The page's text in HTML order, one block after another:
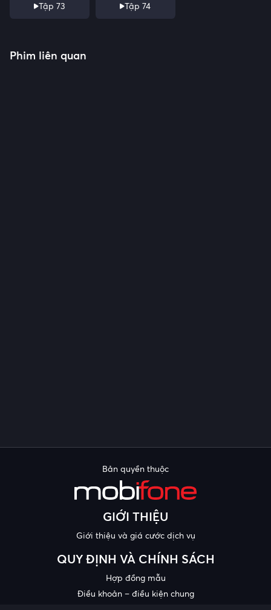
Tập 73 Tập 74
Phim liên quan
Bản quyền thuộc
GIỚI THIỆU
Giới thiệu và giá cước dịch vụ
QUY ĐỊNH VÀ CHÍNH SÁCH
Hợp đồng mẫu
Điều khoản – điều kiện chung